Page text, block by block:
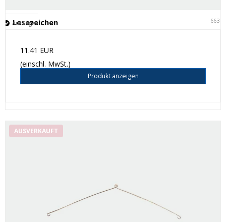
Lesezeichen 6631
Auf Lager
11.41 EUR
(einschl. MwSt.)
Produkt anzeigen
AUSVERKAUFT